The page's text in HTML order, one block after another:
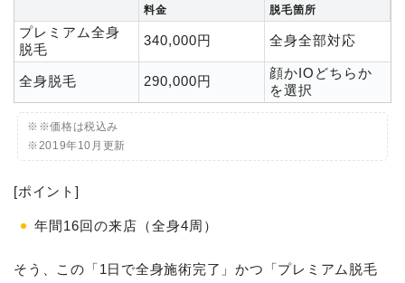
料金 脱毛箇所
プレミアム全身
脱毛
340,000円 全身全部対応
全身脱毛 290,000円
顔かIOどちらか
を選択
※※価格は税込み
※2019年10月更新
[ポイント]
年間16回の来店（全身4周）
そう、この「1日で全身施術完了」かつ「プレミアム脱毛